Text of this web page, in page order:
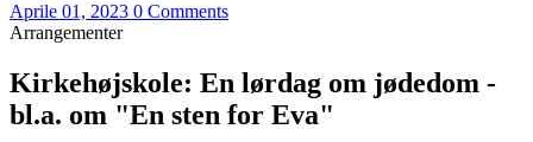
Aprile 01, 2023 0 Comments
Arrangementer
Kirkehøjskole: En lørdag om jødedom -
bl.a. om "En sten for Eva"